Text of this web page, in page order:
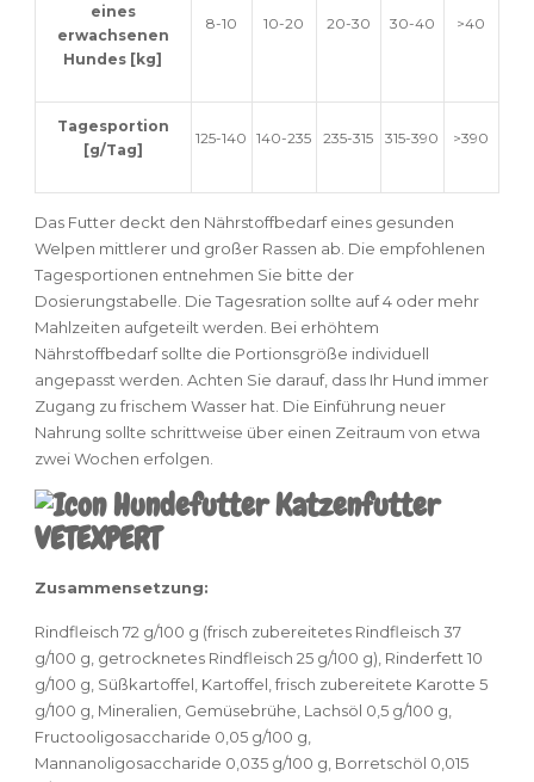
eines
erwachsenen
Hundes [kg]
8-10 10-20 20-30 30-40 >40
Tagesportion
[g/Tag]
125-140 140-235 235-315 315-390 >390
Das Futter deckt den Nährstoffbedarf eines gesunden
Welpen mittlerer und großer Rassen ab. Die empfohlenen
Tagesportionen entnehmen Sie bitte der
Dosierungstabelle. Die Tagesration sollte auf 4 oder mehr
Mahlzeiten aufgeteilt werden. Bei erhöhtem
Nährstoffbedarf sollte die Portionsgröße individuell
angepasst werden. Achten Sie darauf, dass Ihr Hund immer
Zugang zu frischem Wasser hat. Die Einführung neuer
Nahrung sollte schrittweise über einen Zeitraum von etwa
zwei Wochen erfolgen.
Zusammensetzung:
Rindfleisch 72 g/100 g (frisch zubereitetes Rindfleisch 37
g/100 g, getrocknetes Rindfleisch 25 g/100 g), Rinderfett 10
g/100 g, Süßkartoffel, Kartoffel, frisch zubereitete Karotte 5
g/100 g, Mineralien, Gemüsebrühe, Lachsöl 0,5 g/100 g,
Fructooligosaccharide 0,05 g/100 g,
Mannanoligosaccharide 0,035 g/100 g, Borretschöl 0,015